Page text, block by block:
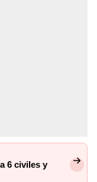
6 civiles y